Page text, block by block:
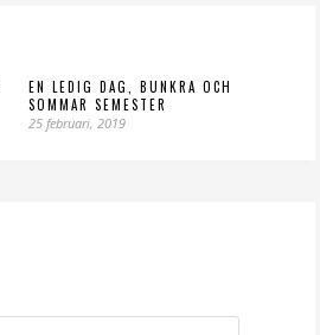
EN LEDIG DAG, BUNKRA OCH
SOMMAR SEMESTER
25 februari, 2019